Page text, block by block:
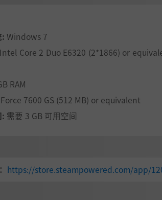
: Windows 7
Intel Core 2 Duo E6320 (2*1866) or
RAM
7600 GS (512 MB) or equivalent
: 需要 3 GB 可用空间
https://store.steampowered.com/app/